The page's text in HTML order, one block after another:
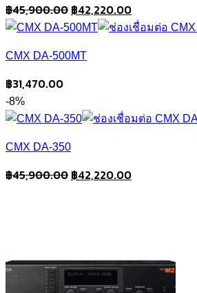
฿45,900.00 Original
price
฿45,900.00.
฿42,220.00Current
price
CMX DA-500MT
฿31,470.00
-8%
CMX DA-350
฿45,900.00 Original
฿42,220.00Current